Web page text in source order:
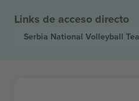
Links de acceso directo
Serbia National Volleyball